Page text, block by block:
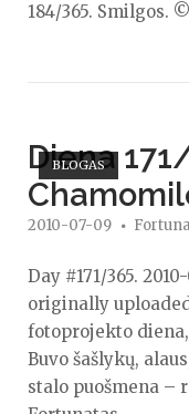
184/365. Smilgos.
BLOGAS
Diena
2010-07-09
Day #171/365.
originally
fotoprojekto
Buvo šašlykų,
stalo puošmena –